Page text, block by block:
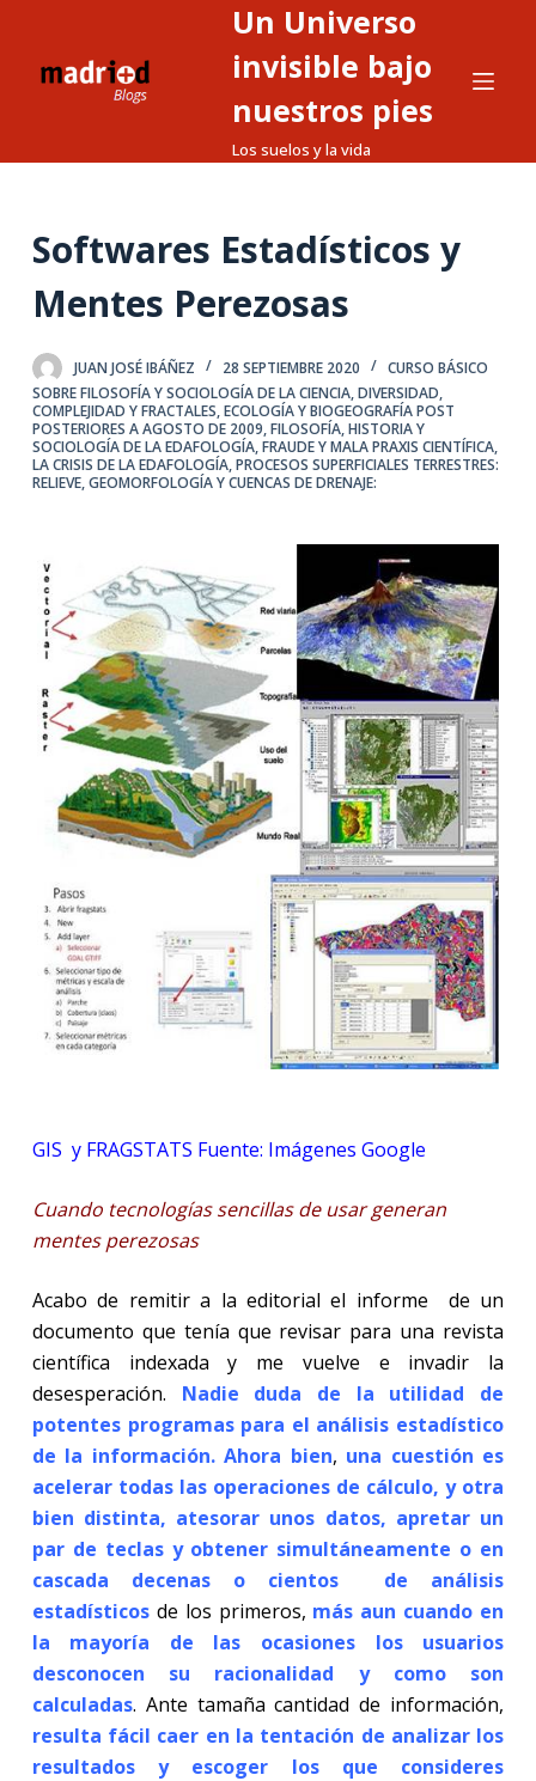
e
n
d
Un Universo
invisible bajo
nuestros pies
Los suelos y la vida
Softwares Estadísticos y
Mentes Perezosas
JUAN JOSÉ IBÁÑEZ 28 SEPTIEMBRE 2020
CURSO BÁSICO
SOBRE FILOSOFÍA Y SOCIOLOGÍA DE LA CIENCIA,DIVERSIDAD,
COMPLEJIDAD Y FRACTALES,ECOLOGÍA Y BIOGEOGRAFÍA POST
POSTERIORES A AGOSTO DE 2009,FILOSOFÍA, HISTORIA Y
SOCIOLOGÍA DE LA EDAFOLOGÍA,FRAUDE Y MALA PRAXIS CIENTÍFICA,
LA CRISIS DE LA EDAFOLOGÍA,PROCESOS SUPERFICIALES TERRESTRES:
RELIEVE, GEOMORFOLOGÍA Y CUENCAS DE DRENAJE:
GIS y FRAGSTATS Fuente: Imágenes Google
Cuando tecnologías sencillas de usar generan
mentes perezosas
Acabo de remitir a la editorial el informe de un
documento que tenía que revisar para una revista
científica indexada y me vuelve e invadir la
desesperación. Nadie duda de la utilidad de
potentes programas para el análisis estadístico
de la información. Ahora bien, una cuestión es
acelerar todas las operaciones de cálculo, y otra
bien distinta, atesorar unos datos, apretar un
par de teclas y obtener simultáneamente o en
cascada decenas o cientos
de análisis
estadísticosde los primeros, más aun cuando en
la mayoría de las ocasiones los usuarios
desconocen su racionalidad y como son
calculadas. Ante tamaña cantidad de información,
resulta fácil caer en la tentación de analizar los
resultados y escoger los que consideres